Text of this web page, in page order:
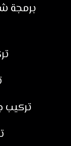
برمجة